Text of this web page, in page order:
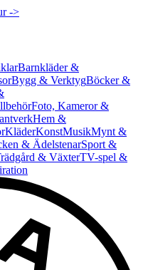
->
Barnkläder &
Bygg & VerktygBöcker &
Foto, Kameror &
Hem &
KläderKonstMusikMynt &
& ÄdelstenarSport &
& VäxterTV-spel &